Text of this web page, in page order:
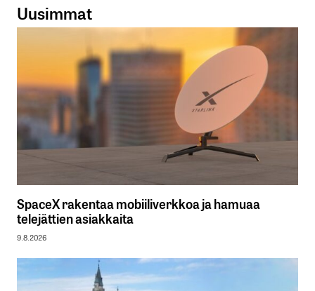
Uusimmat
SpaceX rakentaa mobiiliverkkoa ja hamuaa
telejättien asiakkaita
9.8.2026